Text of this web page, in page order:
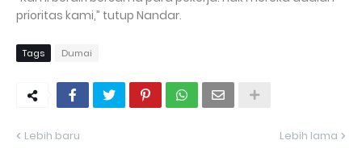
prioritas kami,” tutup Nandar.
Tags Dumai
Lebih baru Lebih lama